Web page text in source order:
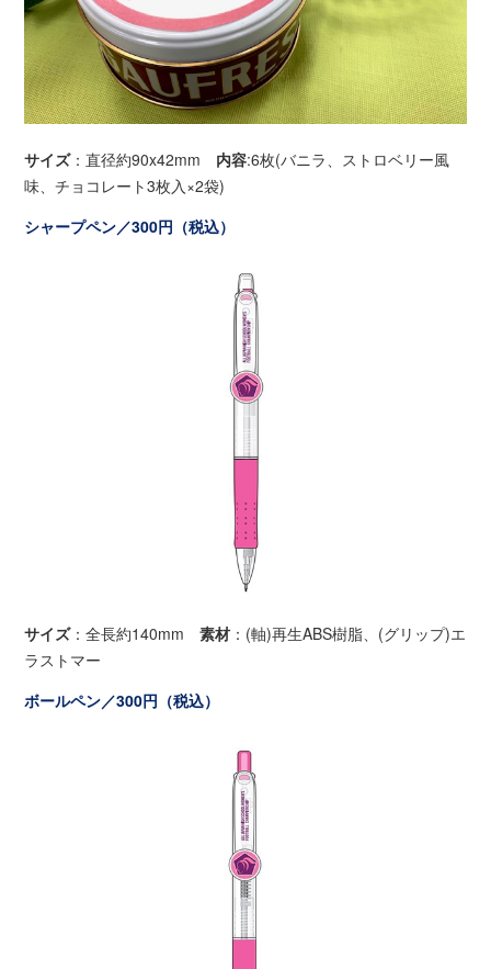
サイズ：直径約90x42mm 内容:6枚(バニラ、ストロベリー風
味、チョコレート3枚入×2袋)
シャープペン／300円（税込）
サイズ：全長約140mm素材 ：(軸)再生ABS樹脂、(グリップ)エ
ラストマー
ボールペン／300円（税込）